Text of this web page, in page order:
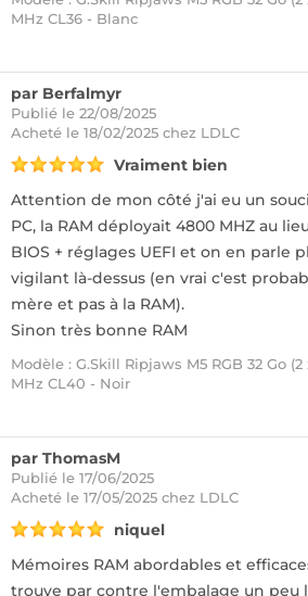
MHz CL36 - Blanc
par Berfalmyr
Publié le 22/08/2025
Acheté le 18/02/2025 chez LDLC
Vraiment bien
Attention de mon côté j'ai eu un
PC, la RAM déployait 4800 MHZ au
BIOS + réglages UEFI et on en parle
vigilant là-dessus (en vrai c'est
mère et pas à la RAM).
Sinon très bonne RAM
Modèle : G.Skill Ripjaws M5 RGB 32 Go (2
MHz CL40 - Noir
par ThomasM
Publié le 17/06/2025
Acheté le 17/05/2025 chez LDLC
niquel
Mémoires RAM abordables et
trouve par contre l'embalage un peu